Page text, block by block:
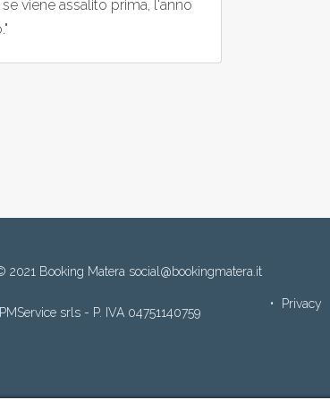
viene assalito prima, l'anno
2021 Booking Matera social@bookingmatera.it
PMService srls - P. IVA 04751140759
Privacy